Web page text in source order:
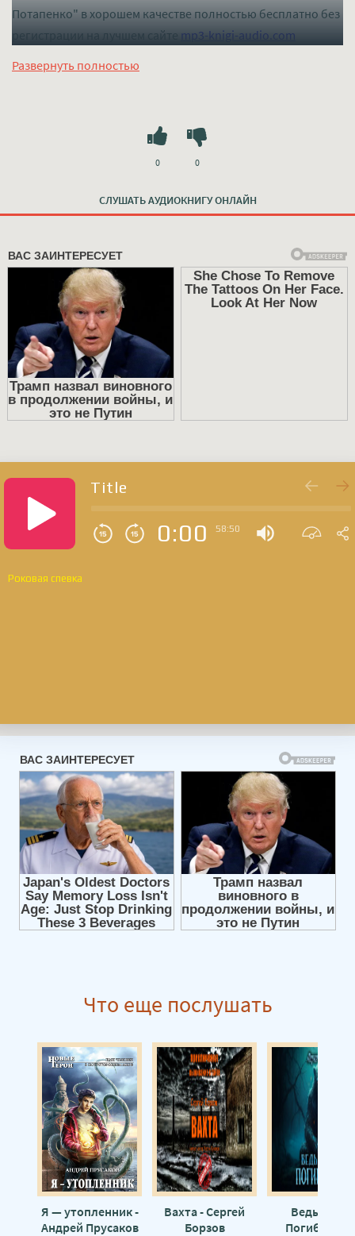
Потапенко" в хорошем качестве полностью бесплатно без
регистрации на лучшем сайте mp3-knigi-audio.com
Развернуть полностью
СЛУШАТЬ АУДИОКНИГУ ОНЛАЙН
0 0
Title
0:00 58:50
Роковая спевка
Что еще послушать
Я — утопленник -
Андрей Прусаков
Вахта - Сергей
Борзов
Ведьма из
Погиблово -